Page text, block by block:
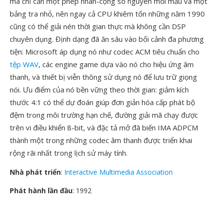
bảng tra nhỏ, nên ngay cả CPU khiêm tốn những năm 1990
cũng có thể giải nén thời gian thực mà không cần DSP
chuyên dụng. Định dạng đã ăn sâu vào bối cảnh đa phương
tiện: Microsoft áp dụng nó như codec ACM tiêu chuẩn cho
tệp WAV, các engine game dựa vào nó cho hiệu ứng âm
thanh, và thiết bị viễn thông sử dụng nó để lưu trữ giọng
nói. Ưu điểm của nó bền vững theo thời gian: giảm kích
thước 4:1 có thể dự đoán giúp đơn giản hóa cấp phát bộ
đệm trong môi trường hạn chế, đường giải mã chạy được
trên vi điều khiển 8-bit, và đặc tả mở đã biến IMA ADPCM
thành một trong những codec âm thanh được triển khai
rộng rãi nhất trong lịch sử máy tính.
Nhà phát triển: Interactive Multimedia Association
Phát hành lần đầu: 1992